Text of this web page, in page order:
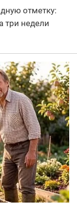
отметку:
три недели